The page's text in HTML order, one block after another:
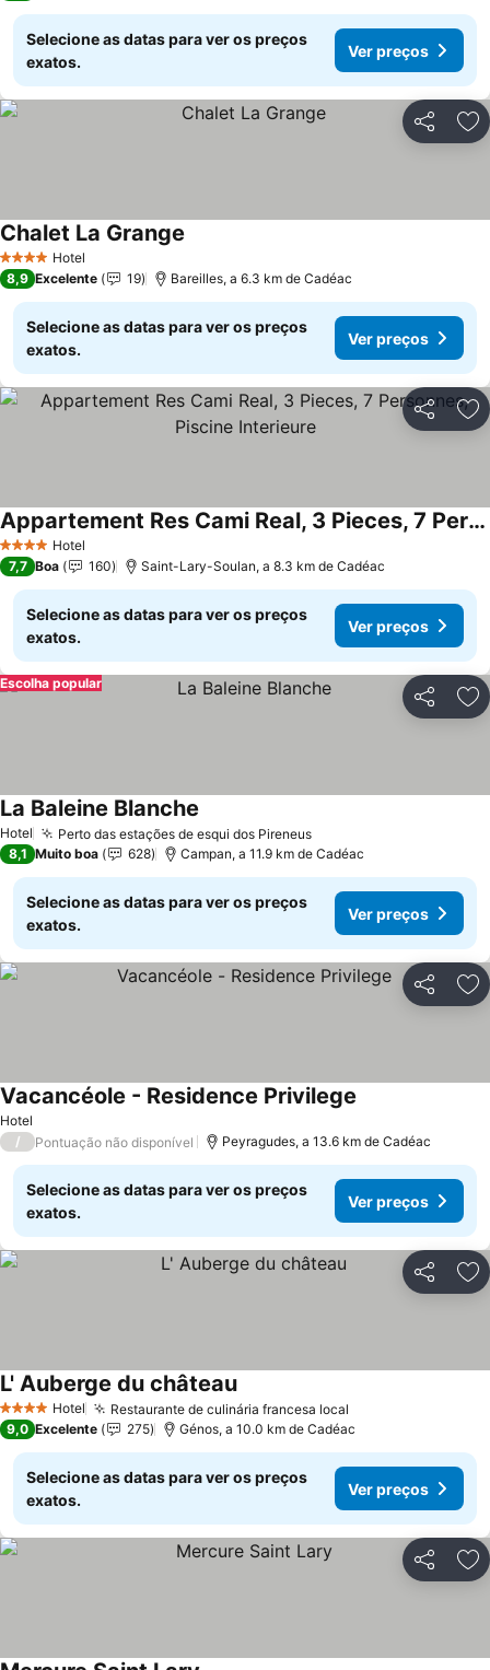
Selecione as datas para ver os preços
exatos.
Ver preços
Partilhar
4 EstrelasHotel
Chalet La Grange
8,9 Excelente 19 Bareilles, a 6.3 km de Cadéac
Selecione as datas para ver os preços
exatos.
Ver preços
Partilhar
4 EstrelasHotel
Appartement Res Cami Real, 3 Pieces, 7 Personnes, Piscine Interieure
Ver preços
7,7 Boa 160 Saint-Lary-Soulan, a 8.3 km de Cadéac
Selecione as datas para ver os preços
exatos.
Ver preços
Partilhar
Escolha popular
Hotel Perto das estações de esqui dos PireneusVer preços
La Baleine Blanche
8,1 Muito boa 628 Campan, a 11.9 km de Cadéac
Selecione as datas para ver os preços
exatos.
Ver preços
Partilhar
Hotel
Vacancéole - Residence Privilege
/ Pontuação não disponível Peyragudes, a 13.6 km de Cadéac
Selecione as datas para ver os preços
exatos.
Ver preços
Partilhar
4 EstrelasHotel Restaurante de culinária francesa local
L' Auberge du châteauVer preços
9,0 Excelente 275 Génos, a 10.0 km de Cadéac
Selecione as datas para ver os preços
exatos.
Ver preços
Partilhar